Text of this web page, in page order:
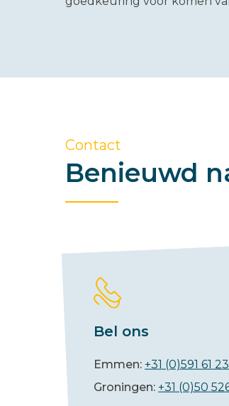
Contact
Benieuwd
Bel ons
Emmen:+31 (0)591 61
Groningen:+31 (0)50